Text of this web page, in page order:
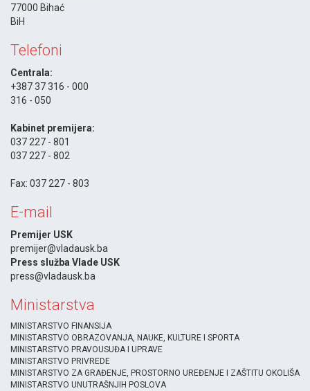
77000 Bihać
BiH
Telefoni
Centrala:
+387 37 316 - 000
316 - 050
Kabinet premijera:
037 227 - 801
037 227 - 802
Fax: 037 227 - 803
E-mail
Premijer USK
premijer@vladausk.ba
Press služba Vlade USK
press@vladausk.ba
Ministarstva
MINISTARSTVO FINANSIJA
MINISTARSTVO OBRAZOVANJA, NAUKE, KULTURE I SPORTA
MINISTARSTVO PRAVOUSUĐA I UPRAVE
MINISTARSTVO PRIVREDE
MINISTARSTVO ZA GRAĐENJE, PROSTORNO UREĐENJE I ZAŠTITU OKOLIŠA
MINISTARSTVO UNUTRAŠNJIH POSLOVA